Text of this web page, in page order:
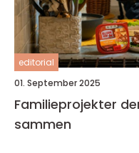
editorial
01. September 2025
Familieprojekter
sammen